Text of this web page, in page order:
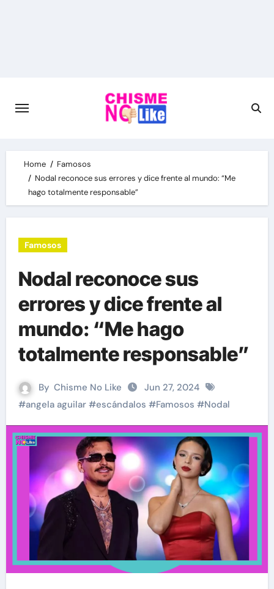
Home
Famosos
Nodal reconoce sus errores y dice frente al mundo: “Me
hago totalmente responsable”
Famosos
Nodal reconoce sus
errores y dice frente al
mundo: “Me hago
totalmente responsable”
By Chisme No Like
Jun 27, 2024
#angela aguilar#escándalos #Famosos #Nodal